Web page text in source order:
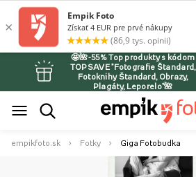
🤩🌺-55% Top produkty s kódom
TOPSAVE *Fotografie Štandard,
Fotoknihy Štandard, Obrazy,
Plagáty, Leporelo*🌺
empikfoto.sk Fotky Giga Fotobudka